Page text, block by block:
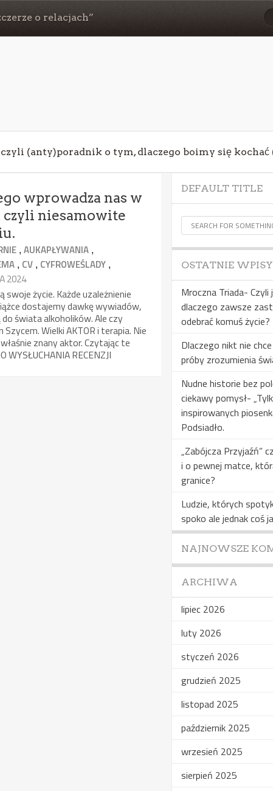
o relacjach”
czyli (anty)poradnik o tym, dlaczego boimy się kochać
wprowadza nas w
czyli niesamowite
,AUKAPŁYWANIA ,
, CV , CYFROWEŚLADY ,
2024
życie. Każde uzależnienie
dostajemy dawkę wywiadów,
świata alkoholików. Ale czy
Wielki AKTOR i terapia. Nie
znany aktor. Czytając te
RECENZJI
DEFAULT TITLE
OSTATNIE WPISY
Mroczna Triada- Czyli
dlaczego zawsze
odebrać komuś życie?
Dlaczego nikt nie
próby zrozumienia
Nudne historie bez
ciekawy pomysł-
inspirowanych
Podsiadło.
„Zabójcza Przyjaźń”
i o pewnej matce,
granice?
Ludzie, których
spoko ale jednak coś
NAJNOWSZE
ARCHIWA
lipiec 2026
luty 2026
styczeń 2026
grudzień 2025
listopad 2025
październik 2025
wrzesień 2025
sierpień 2025